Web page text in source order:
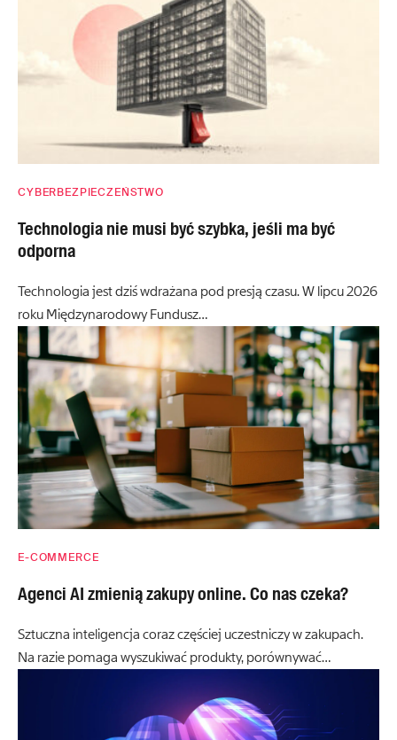
CYBERBEZPIECZEŃSTWO
Technologia nie musi być szybka, jeśli ma być
odporna
Technologia jest dziś wdrażana pod presją czasu. W lipcu 2026
roku Międzynarodowy Fundusz…
E-COMMERCE
Agenci AI zmienią zakupy online. Co nas czeka?
Sztuczna inteligencja coraz częściej uczestniczy w zakupach.
Na razie pomaga wyszukiwać produkty, porównywać…